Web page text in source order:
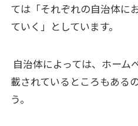
ては「それぞれの自治体に
ていく」としています。
自治体によっては、ホーム
載されているところもある
う。